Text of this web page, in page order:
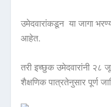
उमेदवारांकडून या जागा
आहेत.
तरी इच्छुक उमेदवारांनी २८
शैक्षणिक पात्रतेनुसार पूर्ण